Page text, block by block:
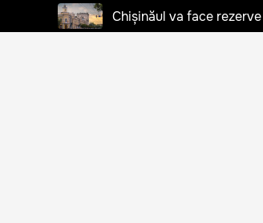
Chișinăul va face